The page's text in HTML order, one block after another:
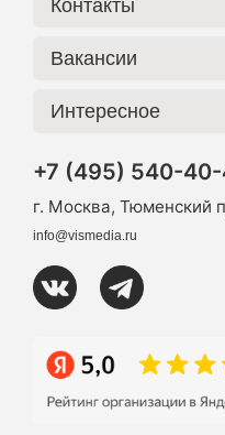
Контакты
Вакансии
Интересное
+7 (495) 540-
г. Москва, Тюменский
info@vismedia.ru